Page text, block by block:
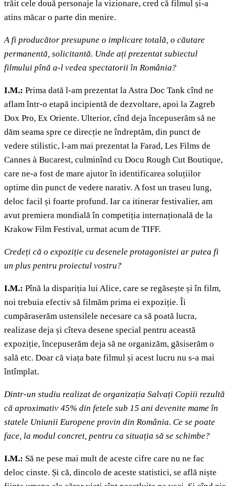
trăit cele două personaje la vizionare, cred că filmul și-a
atins măcar o parte din menire.
A fi producător presupune o implicare totală, o căutare
permanentă, solicitantă. Unde ați prezentat subiectul
filmului pînă a-l vedea spectatorii în România?
I.M.: Prima dată l-am prezentat la Astra Doc Tank cînd ne
aflam într-o etapă incipientă de dezvoltare, apoi la Zagreb
Dox Pro, Ex Oriente. Ulterior, cînd deja începuserăm să ne
dăm seama spre ce direcție ne îndreptăm, din punct de
vedere stilistic, l-am mai prezentat la Farad, Les Films de
Cannes à Bucarest, culminînd cu Docu Rough Cut Boutique,
care ne-a fost de mare ajutor în identificarea soluțiilor
optime din punct de vedere narativ. A fost un traseu lung,
deloc facil și foarte profund. Iar ca itinerar festivalier, am
avut premiera mondială în competiția internațională de la
Krakow Film Festival, urmat acum de TIFF.
Credeți că o expoziție cu desenele protagonistei ar putea fi
un plus pentru proiectul vostru?
I.M.: Pînă la dispariția lui Alice, care se regăsește și în film,
noi trebuia efectiv să filmăm prima ei expoziție. Îi
cumpăraserăm ustensilele necesare ca să poată lucra,
realizase deja și cîteva desene special pentru această
expoziție, începuserăm deja să ne organizăm, găsiserăm o
sală etc. Doar că viața bate filmul și acest lucru nu s-a mai
întîmplat.
Dintr-un studiu realizat de organizația Salvați Copiii rezultă
că aproximativ 45% din fetele sub 15 ani devenite mame în
statele Uniunii Europene provin din România. Ce se poate
face, la modul concret, pentru ca situația să se schimbe?
I.M.: Să ne pese mai mult de aceste cifre care nu ne fac
deloc cinste. Și că, dincolo de aceste statistici, se află niște